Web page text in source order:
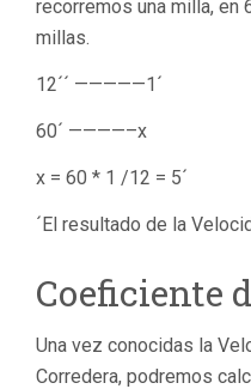
recorremos una milla, en
millas.
12´´ —————1´
60´ ————–x
x = 60 * 1 /12 = 5´
´El resultado de la
Coeficiente
Una vez conocidas la
Corredera, podremos